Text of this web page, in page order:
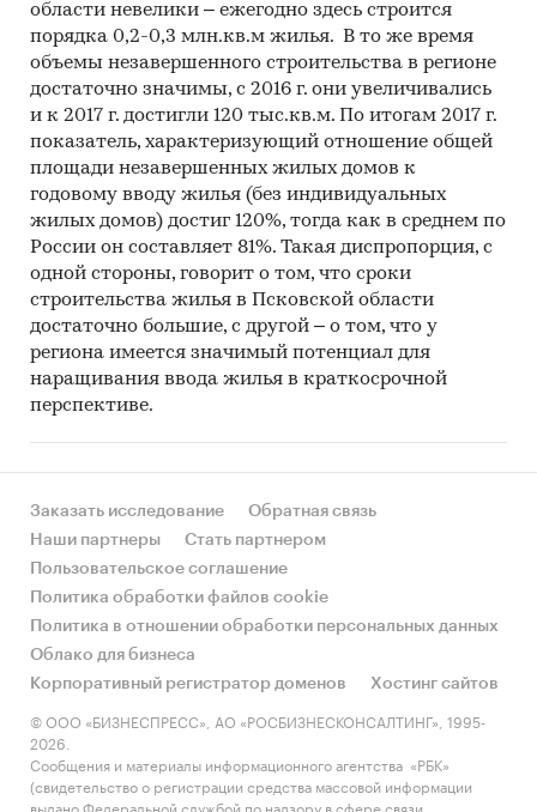
При выходе на плановую мощность поголовье
фуражных коров составит 1460 голов.
Порода: Голштинская
Масштаб производствакомплекса при
выходе на плановую мощность:
молоко-сырье 12 352 тонны в год
реализация племенных нетелей около 302
голов в год
бычки для откорма (1,5 мес.) около 743
головы в год
потребуется 210 734 тыс. руб.
Социальная значимость проекта:
Реализация проекта будет способствовать
созданию около 50 новых постоянных
рабочих мест и повышению
благосостояния жителей села. Планируемая
средняя заработная плата на предприятии
составит
отчисления в фонды за период расчета
области невелики – ежегодно здесь строится
порядка 0,2-0,3 млн.кв.м жилья. В то же время
объемы незавершенного строительства в регионе
достаточно значимы, с 2016 г. они увеличивались
и к 2017 г. достигли 120 тыс.кв.м. По итогам 2017 г.
показатель, характеризующий отношение общей
площади незавершенных жилых домов к
годовому вводу жилья (без индивидуальных
жилых домов) достиг 120%, тогда как в среднем по
России он составляет 81%. Такая диспропорция, с
одной стороны, говорит о том, что сроки
строительства жилья в Псковской области
достаточно большие, с другой – о том, что у
региона имеется значимый потенциал для
наращивания ввода жилья в краткосрочной
перспективе.
Заказать исследование
Обратная связь
Наши партнеры
Стать партнером
Пользовательское соглашение
Политика обработки файлов cookie
Политика в отношении обработки персональных данных
Облако для бизнеса
Корпоративный регистратор доменов
Хостинг сайтов
© ООО «БИЗНЕСПРЕСС», АО «РОСБИЗНЕСКОНСАЛТИНГ», 1995-
2026.
Сообщения и материалы информационного агентства «РБК»
(свидетельство о регистрации средства массовой информации
выдано Федеральной службой по надзору в сфере связи,